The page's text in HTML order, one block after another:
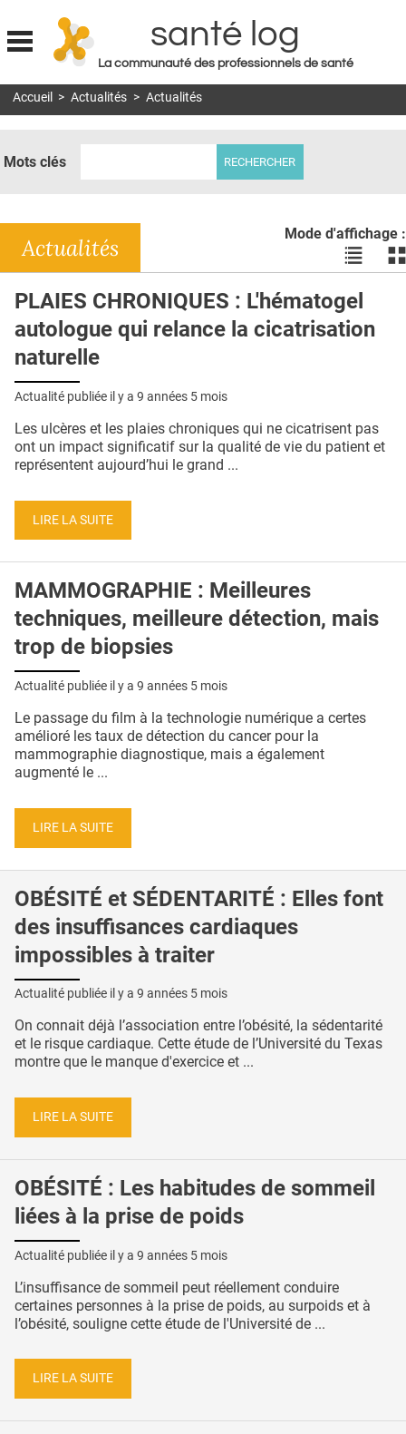
Jump to navigation
santé log
La communauté des professionnels de santé
MON COMPTE
DOSSIERS
RÉSEAUX
E-REVUE SAD
L'APP
PUBLICITÉ
CONTACT
Accueil > Actualités > Actualités
Mots clés
Mode d'affichage :
Voir
les
en
liste
les
Actualités
PLAIES CHRONIQUES : L'hématogel
autologue qui relance la cicatrisation
naturelle
Actualité publiée il y a 9 années 5 mois
Les ulcères et les plaies chroniques qui ne cicatrisent pas
ont un impact significatif sur la qualité de vie du patient et
représentent aujourd’hui le grand ...
LIRE LA SUITE
MAMMOGRAPHIE : Meilleures
techniques, meilleure détection, mais
trop de biopsies
Actualité publiée il y a 9 années 5 mois
Le passage du film à la technologie numérique a certes
amélioré les taux de détection du cancer pour la
mammographie diagnostique, mais a également
augmenté le ...
LIRE LA SUITE
OBÉSITÉ et SÉDENTARITÉ : Elles font
des insuffisances cardiaques
impossibles à traiter
Actualité publiée il y a 9 années 5 mois
On connait déjà l’association entre l’obésité, la sédentarité
et le risque cardiaque. Cette étude de l’Université du Texas
montre que le manque d'exercice et ...
LIRE LA SUITE
OBÉSITÉ : Les habitudes de sommeil
liées à la prise de poids
Actualité publiée il y a 9 années 5 mois
L’insuffisance de sommeil peut réellement conduire
certaines personnes à la prise de poids, au surpoids et à
l’obésité, souligne cette étude de l'Université de ...
LIRE LA SUITE